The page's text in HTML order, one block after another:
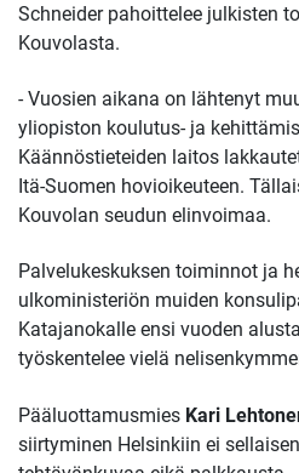
Schneider pahoittelee julkisten
Kouvolasta.
- Vuosien aikana on lähtenyt
yliopiston koulutus- ja
Käännöstieteiden laitos
Itä-Suomen hovioikeuteen.
Kouvolan seudun elinvoimaa.
Palvelukeskuksen toiminnot ja
ulkoministeriön muiden
Katajanokalle ensi vuoden
työskentelee vielä
Pääluottamusmies Kari
siirtyminen Helsinkiin ei